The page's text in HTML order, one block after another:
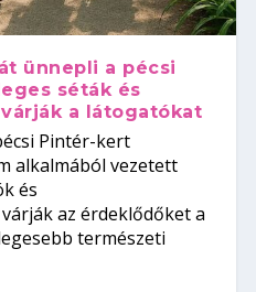
ünnepli a pécsi
séták és
a látogatókat
Pintér-kert
alkalmából vezetett
és
az érdeklődőket a
természeti